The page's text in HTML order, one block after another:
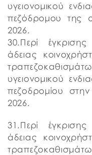
υγειονομικού
πεζόδρομου της
2026.
30.Περί
άδειας
υγειονομικού
πεζοδρομίου
2026.
31.Περί
άδειας